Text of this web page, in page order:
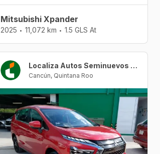
Mitsubishi Xpander
2025 • 11,072 km • 1.5 GLS At
Localiza Autos Seminuevos Cancún Urban Center
Cancún, Quintana Roo